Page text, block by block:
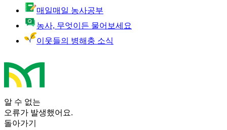
매일매일 농사공부
농사, 무엇이든 물어보세요
이웃들의 병해충 소식
알 수 없는
오류가 발생했어요.
돌아가기